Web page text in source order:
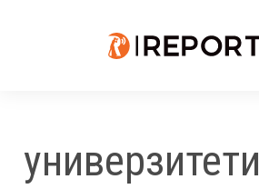
универзитети